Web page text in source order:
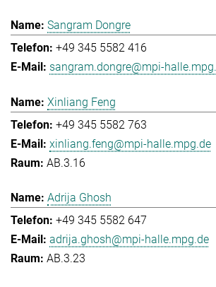
Sangram Dongre
+49 345 5582 416
sangram.dongre@mpi-
Xinliang Feng
+49 345 5582 763
xinliang.feng@mpi-halle.mpg.de
AB.3.16
Adrija Ghosh
+49 345 5582 647
adrija.ghosh@mpi-halle.mpg.de
AB.3.23